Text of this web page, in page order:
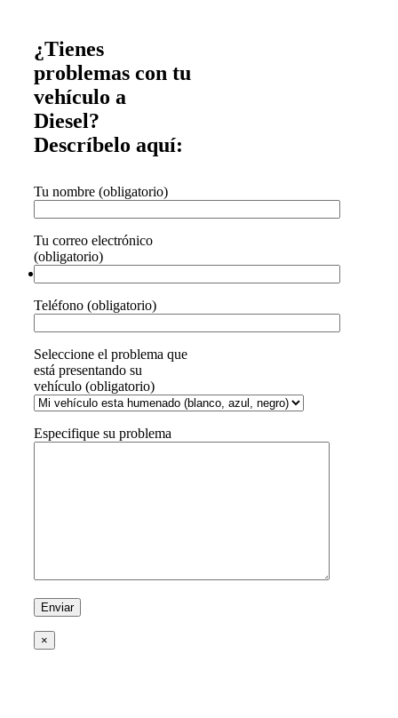
¿Tienes
problemas con tu
vehículo a
Diesel?
Descríbelo aquí:
Tu nombre (obligatorio)
Tu correo electrónico
(obligatorio)
Teléfono (obligatorio)
Seleccione el problema que
está presentando su
vehículo (obligatorio)
Especifique su problema
×